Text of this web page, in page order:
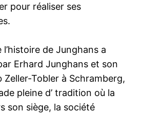
pour réaliser ses
l’histoire de Junghans a
Erhard Junghans et son
Tobler à Schramberg,
pleine d’ tradition où la
son siège, la société